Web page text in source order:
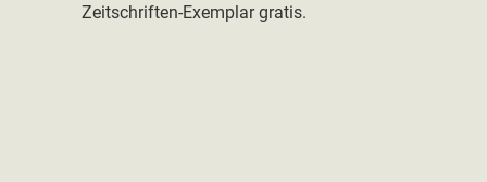
Zeitschriften-Exemplar gratis.